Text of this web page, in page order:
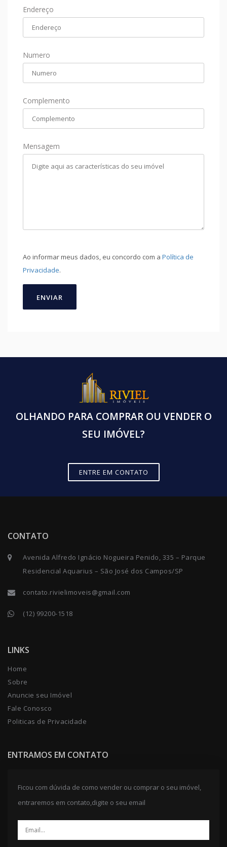
Endereço
Numero
Complemento
Mensagem
Ao informar meus dados, eu concordo com a Política de
Privacidade.
ENVIAR
OLHANDO PARA COMPRAR OU VENDER O
SEU IMÓVEL?
ENTRE EM CONTATO
CONTATO
Avenida Alfredo Ignácio Nogueira Penido, 335 – Parque
Residencial Aquarius – São José dos Campos/SP
contato.rivielimoveis@gmail.com
(12) 99200-1518
LINKS
Home
Sobre
Anuncie seu Imóvel
Fale Conosco
Politicas de Privacidade
ENTRAMOS EM CONTATO
Ficou com dúvida de como vender ou comprar o seu imóvel,
entraremos em contato,digite o seu email